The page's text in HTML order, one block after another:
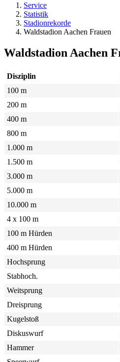
Service
Statistik
Stadionrekorde
Waldstadion Aachen Frauen
Waldstadion Aachen
Disziplin
100 m
200 m
400 m
800 m
1.000 m
1.500 m
3.000 m
5.000 m
10.000 m
4 x 100 m
100 m Hürden
400 m Hürden
Hochsprung
Stabhoch.
Weitsprung
Dreisprung
Kugelstoß
Diskuswurf
Hammer